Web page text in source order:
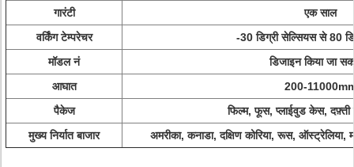
गारंटी
एक साल
वर्किंग टेम्परेचर
-30 डिग्री सेल्सियस से 80
मॉडल नं
डिजाइन किया जा
आघात
200-
पैकेज
फिल्म, फूस, प्लाईवुड केस, दफ़्ती
मुख्य निर्यात बाजार
अमरीका, कनाडा, दक्षिण कोरिया, रूस, ऑस्ट्रेलिया,